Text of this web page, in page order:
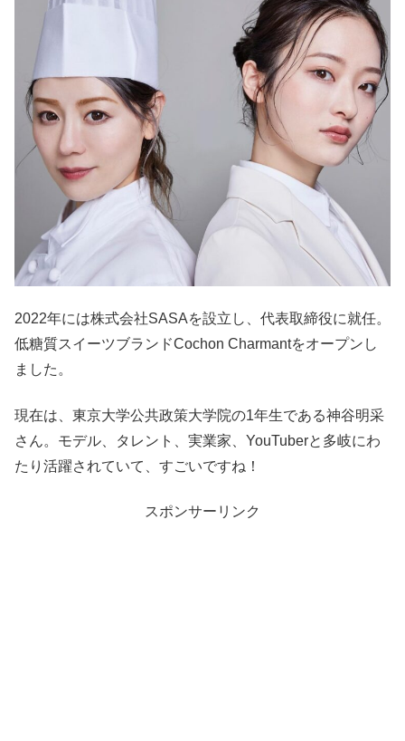
2022年には株式会社SASAを設立し、代表取締役に就任。
低糖質スイーツブランドCochon Charmantをオープンし
ました。
現在は、東京大学公共政策大学院の1年生である神谷明采
さん。モデル、タレント、実業家、YouTuberと多岐にわ
たり活躍されていて、すごいですね！
スポンサーリンク